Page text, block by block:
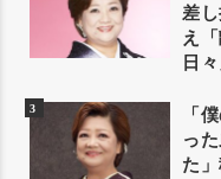
差
え
日々
「
っ
た